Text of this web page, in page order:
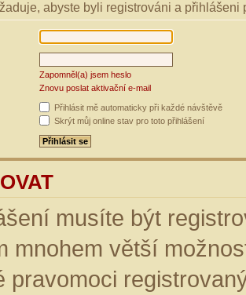
abyste byli registrováni a přihlášeni
Zapomněl(a) jsem heslo
Znovu poslat aktivační e-mail
Přihlásit mě automaticky při každé návštěvě
Skrýt můj online stav pro toto přihlášení
musíte být
mnohem větší
pravomoci